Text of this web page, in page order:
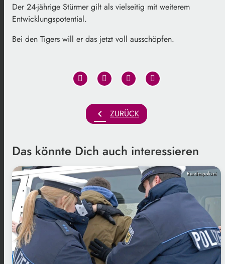
Der 24-jährige Stürmer gilt als vielseitig mit weiterem
Entwicklungspotential.
Bei den Tigers will er das jetzt voll ausschöpfen.
chevron_left ZURÜCK
Das könnte Dich auch interessieren
Bundespolizei